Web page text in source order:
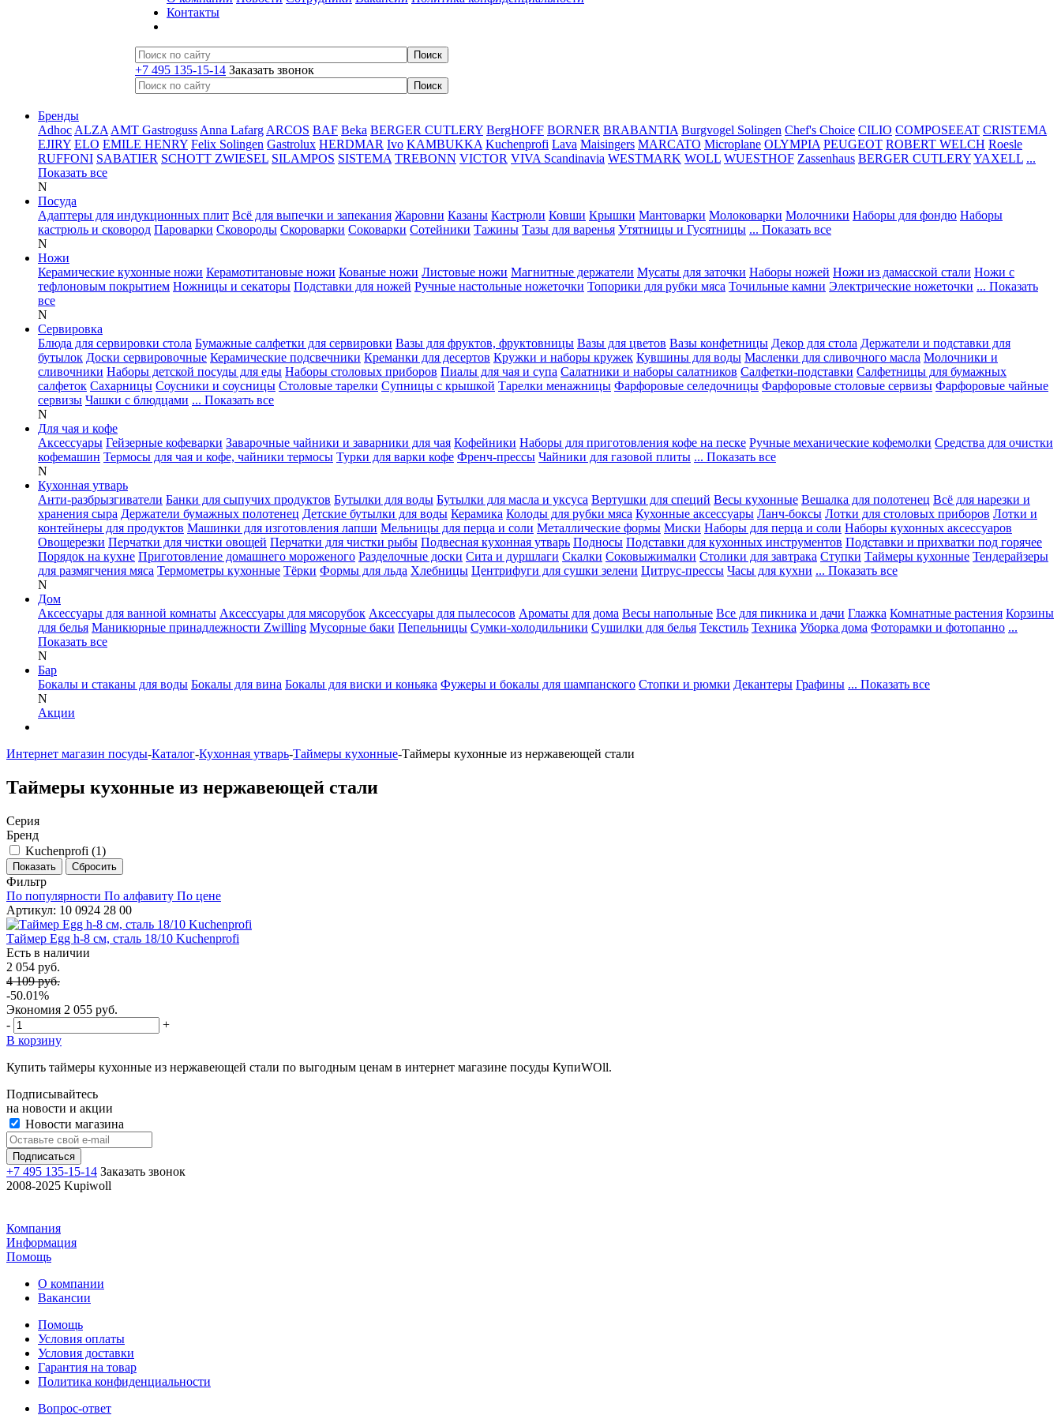
Контакты
+7 495 135-15-14 Заказать звонок
Бренды
Adhoc ALZA AMT Gastroguss Anna Lafarg ARCOS BAF Beka BERGER CUTLERY BergHOFF BORNER BRABANTIA Burgvogel Solingen Chef's Choice CILIO COMPOSEEAT CRISTEMA
EJIRY ELO EMILE HENRY Felix Solingen Gastrolux HERDMAR Ivo KAMBUKKA Kuchenprofi Lava Maisingers MARCATO Microplane OLYMPIA PEUGEOT ROBERT WELCH Roesle
RUFFONI SABATIER SCHOTT ZWIESEL SILAMPOS SISTEMA TREBONN VICTOR VIVA Scandinavia WESTMARK WOLL WUESTHOF Zassenhaus BERGER CUTLERYYAXELL ...
Показать все
N
Посуда
Адаптеры для индукционных плит Всё для выпечки и запекания Жаровни Казаны Кастрюли Ковши Крышки Мантоварки Молоковарки Молочники Наборы для фондю Наборы
кастрюль и сковород Пароварки Сковороды Скороварки Соковарки Сотейники Тажины Тазы для варенья Утятницы и Гусятницы ... Показать все
N
Ножи
Керамические кухонные ножи Керамотитановые ножи Кованые ножи Листовые ножи Магнитные держатели Мусаты для заточки Наборы ножей Ножи из дамасской стали Ножи с
тефлоновым покрытием Ножницы и секаторы Подставки для ножей Ручные настольные ножеточки Топорики для рубки мяса Точильные камни Электрические ножеточки ... Показать
все
N
Сервировка
Блюда для сервировки стола Бумажные салфетки для сервировки Вазы для фруктов, фруктовницы Вазы для цветов Вазы конфетницы Декор для стола Держатели и подставки для
бутылок Доски сервировочные Керамические подсвечники Креманки для десертов Кружки и наборы кружек Кувшины для воды Масленки для сливочного масла Молочники и
сливочники Наборы детской посуды для еды Наборы столовых приборов Пиалы для чая и супа Салатники и наборы салатников Салфетки-подставки Салфетницы для бумажных
салфеток Сахарницы Соусники и соусницы Столовые тарелки Супницы с крышкой Тарелки менажницы Фарфоровые селедочницы Фарфоровые столовые сервизы Фарфоровые чайные
сервизы Чашки с блюдцами ... Показать все
N
Для чая и кофе
Аксессуары Гейзерные кофеварки Заварочные чайники и заварники для чая Кофейники Наборы для приготовления кофе на песке Ручные механические кофемолки Средства для очистки
кофемашин Термосы для чая и кофе, чайники термосы Турки для варки кофе Френч-прессы Чайники для газовой плиты ... Показать все
N
Кухонная утварь
Анти-разбрызгиватели Банки для сыпучих продуктов Бутылки для воды Бутылки для масла и уксуса Вертушки для специй Весы кухонные Вешалка для полотенец Всё для нарезки и
хранения сыра Держатели бумажных полотенец Детские бутылки для воды Керамика Колоды для рубки мяса Кухонные аксессуары Ланч-боксы Лотки для столовых приборов Лотки и
контейнеры для продуктов Машинки для изготовления лапши Мельницы для перца и соли Металлические формы Миски Наборы для перца и соли Наборы кухонных аксессуаров
Овощерезки Перчатки для чистки овощей Перчатки для чистки рыбы Подвесная кухонная утварь Подносы Подставки для кухонных инструментов Подставки и прихватки под горячее
Порядок на кухне Приготовление домашнего мороженого Разделочные доски Сита и дуршлаги Скалки Соковыжималки Столики для завтрака Ступки Таймеры кухонные Тендерайзеры
для размягчения мяса Термометры кухонные Тёрки Формы для льда Хлебницы Центрифуги для сушки зелени Цитрус-прессы Часы для кухни ... Показать все
N
Дом
Аксессуары для ванной комнаты Аксессуары для мясорубок Аксессуары для пылесосов Ароматы для дома Весы напольные Все для пикника и дачи Глажка Комнатные растения Корзины
для белья Маникюрные принадлежности Zwilling Мусорные баки Пепельницы Сумки-холодильники Сушилки для белья Текстиль Техника Уборка дома Фоторамки и фотопанно ...
Показать все
N
Бар
Бокалы и стаканы для воды Бокалы для вина Бокалы для виски и коньяка Фужеры и бокалы для шампанского Стопки и рюмки Декантеры Графины ... Показать все
N
Акции
Интернет магазин посуды-Каталог-Кухонная утварь-Таймеры кухонные-Таймеры кухонные из нержавеющей стали
Таймеры кухонные из нержавеющей стали
Серия
Бренд
Kuchenprofi (1)
Фильтр
По популярности По алфавиту По цене
Артикул: 10 0924 28 00
Таймер Egg h-8 см, сталь 18/10 Kuchenprofi
Есть в наличии
2 054 руб.
4 109 руб.
-50.01%
Экономия 2 055 руб.
-
+
В корзину
Купить таймеры кухонные из нержавеющей стали по выгодным ценам в интернет магазине посуды КупиWOll.
Подписывайтесь
на новости и акции
Новости магазина
+7 495 135-15-14 Заказать звонок
2008-2025 Kupiwoll
Компания
Информация
Помощь
О компании
Вакансии
Помощь
Условия оплаты
Условия доставки
Гарантия на товар
Политика конфиденциальности
Вопрос-ответ